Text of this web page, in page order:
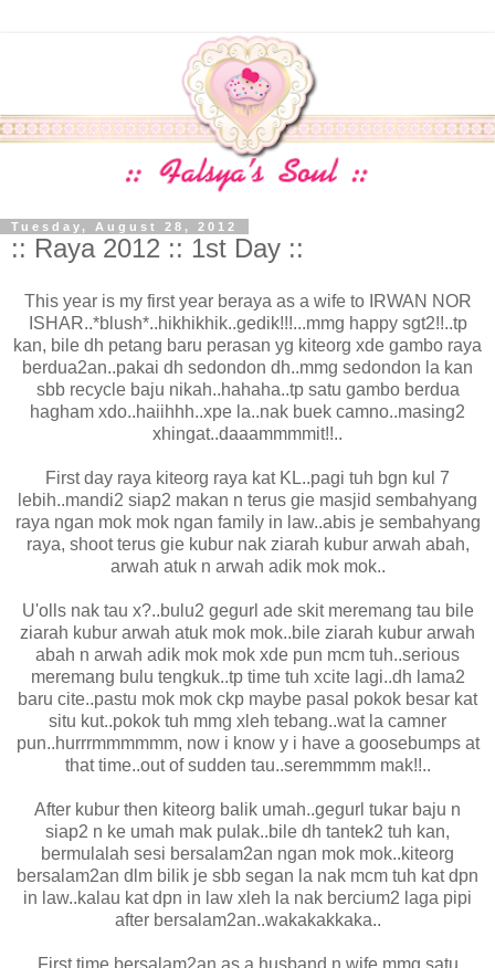
Tuesday, August 28, 2012
:: Raya 2012 :: 1st Day ::
This year is my first year beraya as a wife to IRWAN NOR
ISHAR..*blush*..hikhikhik..gedik!!!...mmg happy sgt2!!..tp
kan, bile dh petang baru perasan yg kiteorg xde gambo raya
berdua2an..pakai dh sedondon dh..mmg sedondon la kan
sbb recycle baju nikah..hahaha..tp satu gambo berdua
hagham xdo..haiihhh..xpe la..nak buek camno..masing2
xhingat..daaammmmit!!..
First day raya kiteorg raya kat KL..pagi tuh bgn kul 7
lebih..mandi2 siap2 makan n terus gie masjid sembahyang
raya ngan mok mok ngan family in law..abis je sembahyang
raya, shoot terus gie kubur nak ziarah kubur arwah abah,
arwah atuk n arwah adik mok mok..
U'olls nak tau x?..bulu2 gegurl ade skit meremang tau bile
ziarah kubur arwah atuk mok mok..bile ziarah kubur arwah
abah n arwah adik mok mok xde pun mcm tuh..serious
meremang bulu tengkuk..tp time tuh xcite lagi..dh lama2
baru cite..pastu mok mok ckp maybe pasal pokok besar kat
situ kut..pokok tuh mmg xleh tebang..wat la camner
pun..hurrrmmmmmm, now i know y i have a goosebumps at
that time..out of sudden tau..seremmmm mak!!..
After kubur then kiteorg balik umah..gegurl tukar baju n
siap2 n ke umah mak pulak..bile dh tantek2 tuh kan,
bermulalah sesi bersalam2an ngan mok mok..kiteorg
bersalam2an dlm bilik je sbb segan la nak mcm tuh kat dpn
in law..kalau kat dpn in law xleh la nak bercium2 laga pipi
after bersalam2an..wakakakkaka..
First time bersalam2an as a husband n wife mmg satu